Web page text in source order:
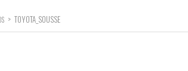
> TOYOTA_SOUSSE